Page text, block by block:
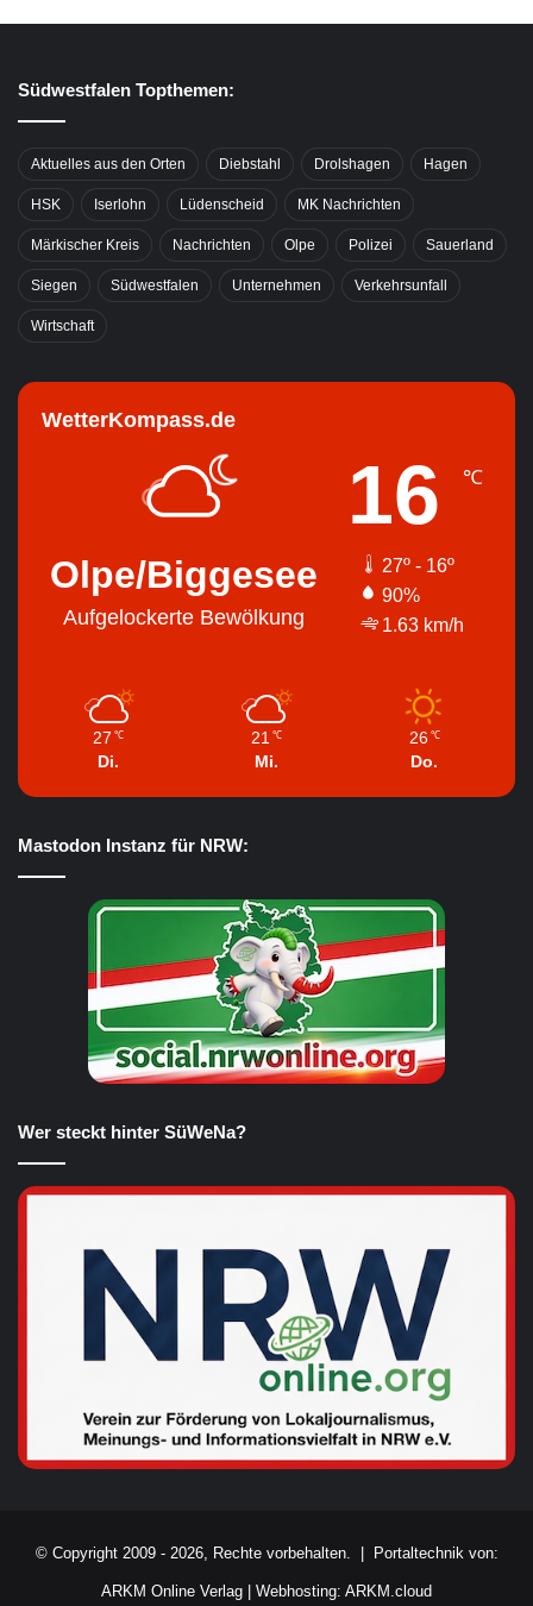
Südwestfalen Topthemen:
Aktuelles aus den Orten Diebstahl Drolshagen Hagen
HSK Iserlohn Lüdenscheid MK Nachrichten
Märkischer Kreis Nachrichten Olpe Polizei Sauerland
Siegen Südwestfalen Unternehmen Verkehrsunfall
Wirtschaft
WetterKompass.de
Olpe/Biggesee
Aufgelockerte Bewölkung
16 ℃
27º - 16º
90%
1.63 km/h
27 ℃
Di.
21 ℃
Mi.
26 ℃
Do.
Mastodon Instanz für NRW:
Wer steckt hinter SüWeNa?
© Copyright 2009 - 2026, Rechte vorbehalten. | Portaltechnik von:
ARKM Online Verlag Webhosting: ARKM.cloud